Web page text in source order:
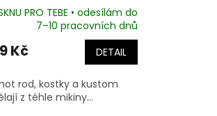
PRO TEBE • odesílám do
7–10 pracovních dnů
Kč DETAIL
rod, kostky a kustom
z téhle mikiny...